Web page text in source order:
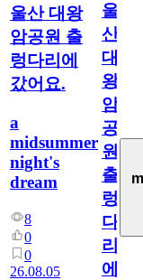
울산 대왕
암공원 출
렁다리에
갔어요.
a
midsummer
night's
dream
8
0
0
26.08.05
울
산
대
왕
암
공
원
출
렁
다
리
에